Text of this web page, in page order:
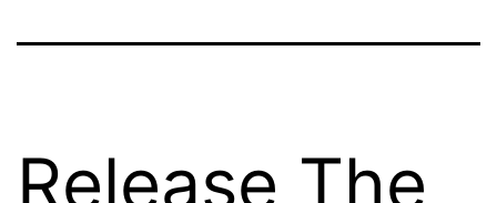
Release The